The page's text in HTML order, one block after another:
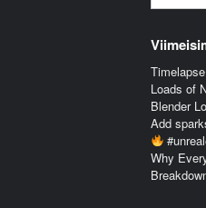
Loads of
Blender
Add
Why